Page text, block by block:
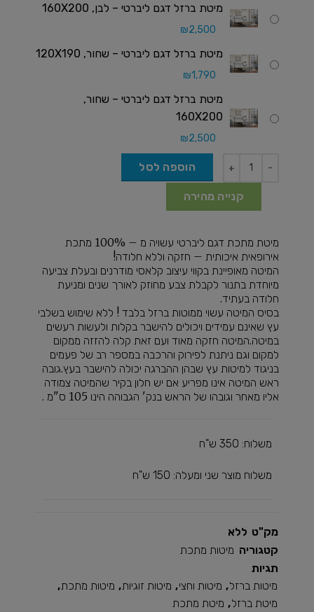
מיטת ברזל דגם ליברטי – לבן, 160X200
₪2,500
מיטת ברזל דגם ליברטי – שחור, 120X190
₪1,790
מיטת ברזל דגם ליברטי – שחור,
160X200
₪2,500
הוספה לסל
קנייה מהירה
מיטת מתכת דגם ליברטי עשויה מ – 100% מתכת
אירופאית איכותית – חזקה וללא חלודה!
המיטה מאופיינת בקווי עיצוב קלאסי מודרנים ובעלת צביעה
מיוחדת בתנור לקבלת צבע מחוזק לאורך שנים ומניעת
חלודה בעתיד.
בסיס המיטה עשוי ממוטות ברזל בלבד ! ללא שימוש בשלבי
עץ שאינם עמידים ויכולים להישבר בקלות ולעשות רעשים
במיטה.המיטה חזקה מאוד ועם זאת קלה להזזה ממקום
למקום וגם ניתנת לפירוק והרכבה במספר רב של פעמים
בניגוד למיטות עץ שבהן ההברגה יכולה להישבר בעץ.גובה
ראש המיטה אינו מפריע אם יש חלון בקיר שהמיטה צמודה
אליו מאחר וגובהו של הראש בנק' הגבוהה הינו 105 ס"מ .
משלוח: 350 ש"ח
משלוח מוצר שני ומעלה: 150 ש"ח
מק"ט ללא
קטגוריה מיטות מתכת
תגיות
מיטות ברזל, מיטות וחצי, מיטות זוגיות, מיטות מתכת,
מיטת ברזל, מיטת מתכת